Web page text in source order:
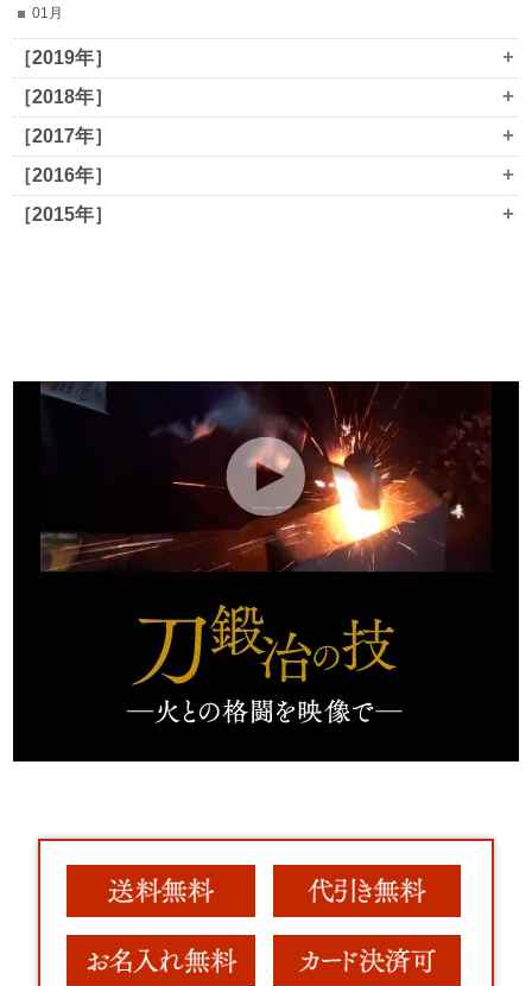
01月
［2019年］ +
［2018年］ +
［2017年］ +
［2016年］ +
［2015年］ +